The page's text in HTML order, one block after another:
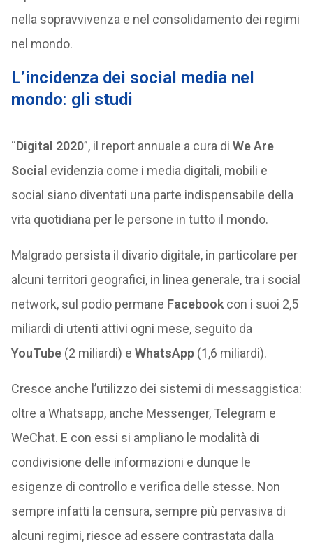
nella sopravvivenza e nel consolidamento dei regimi
nel mondo.
L’incidenza dei social media nel
mondo: gli studi
“Digital 2020”, il report annuale a cura di We Are
Social evidenzia come i media digitali, mobili e
social siano diventati una parte indispensabile della
vita quotidiana per le persone in tutto il mondo.
Malgrado persista il divario digitale, in particolare per
alcuni territori geografici, in linea generale, tra i social
network, sul podio permane Facebookcon i suoi 2,5
miliardi di utenti attivi ogni mese, seguito da
YouTube(2 miliardi) e WhatsApp(1,6 miliardi).
Cresce anche l’utilizzo dei sistemi di messaggistica:
oltre a Whatsapp, anche Messenger, Telegram e
WeChat. E con essi si ampliano le modalità di
condivisione delle informazioni e dunque le
esigenze di controllo e verifica delle stesse. Non
sempre infatti la censura, sempre più pervasiva di
alcuni regimi, riesce ad essere contrastata dalla